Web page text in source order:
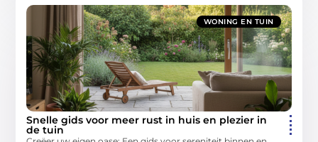
WONING EN TUIN
Snelle gids voor meer rust in huis en plezier in
de tuin